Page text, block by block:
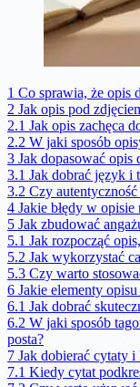
1 Co sprawia, że opis
2 Jak opis pod
2.1 Jak opis zachęca
2.2 W jaki sposób
3 Jak dopasować opis
3.1 Jak dobrać język i
3.2 Czy
4 Jakie błędy w
5 Jak zbudować
5.1 Jak rozpocząć
5.2 Jak wykorzystać
5.3 Czy warto
6 Jakie elementy
6.1 Jak dobrać
6.2 W jaki sposób
posta?
7 Jak dobierać cytaty i
7.1 Kiedy cytat